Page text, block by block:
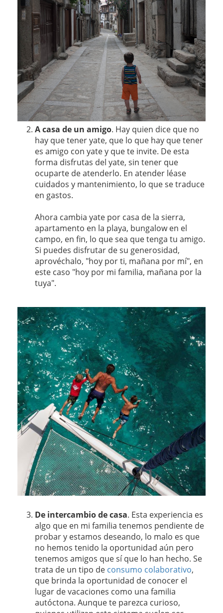
A casa de un amigo. Hay quien dice que no
hay que tener yate, que lo que hay que tener
es amigo con yate y que te invite. De esta
forma disfrutas del yate, sin tener que
ocuparte de atenderlo. En atender léase
cuidados y mantenimiento, lo que se traduce
en gastos.
Ahora cambia yate por casa de la sierra,
apartamento en la playa, bungalow en el
campo, en fin, lo que sea que tenga tu amigo.
Si puedes disfrutar de su generosidad,
aprovéchalo, "hoy por ti, mañana por mí", en
este caso "hoy por mi familia, mañana por la
tuya".
De intercambio de casa. Esta experiencia es
algo que en mi familia tenemos pendiente de
probar y estamos deseando, lo malo es que
no hemos tenido la oportunidad aún pero
tenemos amigos que sí que lo han hecho. Se
trata de un tipo de consumo colaborativo,
que brinda la oportunidad de conocer el
lugar de vacaciones como una familia
autóctona. Aunque te parezca curioso,